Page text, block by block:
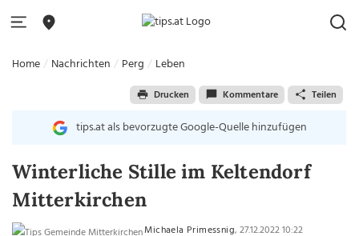
Home Nachrichten Perg Leben
Drucken Kommentare Teilen
tips.at als bevorzugte Google-Quelle hinzufügen
Winterliche Stille im Keltendorf
Mitterkirchen
Michaela Primessnig, 27.12.2022 10:22